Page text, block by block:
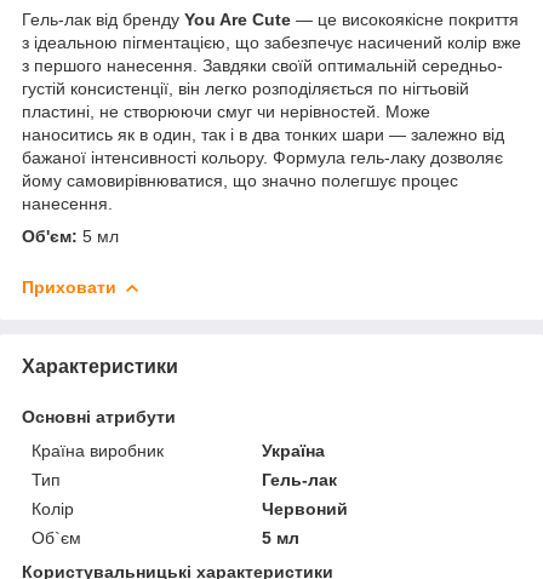
Гель-лак від бренду You Are Cute — це високоякісне покриття
з ідеальною пігментацією, що забезпечує насичений колір вже
з першого нанесення. Завдяки своїй оптимальній середньо-
густій консистенції, він легко розподіляється по нігтьовій
пластині, не створюючи смуг чи нерівностей. Може
наноситись як в один, так і в два тонких шари — залежно від
бажаної інтенсивності кольору. Формула гель-лаку дозволяє
йому самовирівнюватися, що значно полегшує процес
нанесення.
Об'єм: 5 мл
Приховати
Характеристики
Основні атрибути
Країна виробник
Україна
Тип
Гель-лак
Колір
Червоний
Об`єм
5 мл
Користувальницькі характеристики